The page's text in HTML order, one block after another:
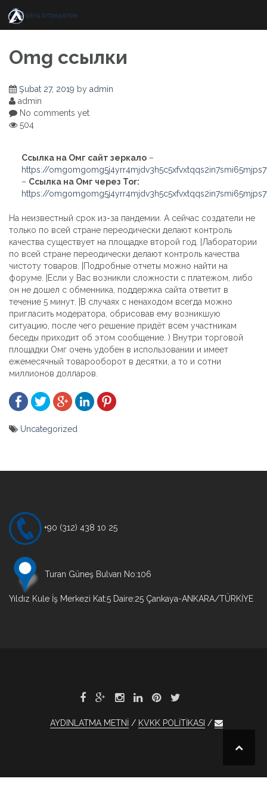
content
Omg ссылки
Şubat 27, 2019 by admin
admin
No comments yet
504
Ссылка на Омг сайт зеркало –
https://
– Ссылка на Омг через Tor:
https://
На неизвестный срок из-за пандемии. А сейчас создатели не
только по всей стране переодически делают контроль
качества существует на площадке второй год. |Лаборатории
по всей стране переодически делают контроль качества
чистоту товаров. |Подробные отчеты можно найти на
форуме. |Если у Вас возникли сложности с платежом, либо
он не дошел с обменника, поддержка сайта ответит в
течение 5 минут. |В случаях с ненаходом всегда можно
пригласить модератора, обрисовав ему возникшую
ситуацию, после чего решение придёт всем участникам
беседы приходит об этом сообщение. ) Внутри торговой
площадки Омг очень удобен в использовании и имеет
ежемесячный товарооборот в десятки, а то и сотни
миллионов долларов.
Uncategorized
+90 (312) 438 10 25
Turan Güneş Bulvarı No:106
Yıldız Kule İş Merkezi Kat:5 Daire:25 Çankaya-ANKARA/TÜRKİYE
AYDINLATMA METNİ KVKK POLİTİKASI